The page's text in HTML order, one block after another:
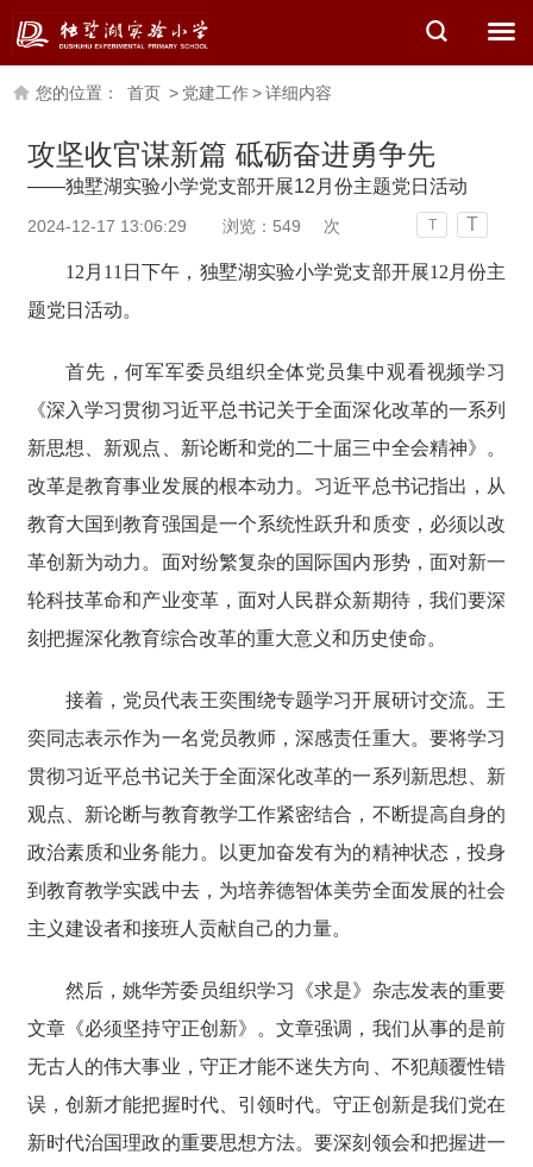
您的位置： 首页 > 党建工作>详细内容
攻坚收官谋新篇 砥砺奋进勇争先
——独墅湖实验小学党支部开展12月份主题党日活动
2024-12-17 13:06:29 浏览： 549 次 T T
12 月 11 日下午，独墅湖实验小学党支部开展12 月份主
题党日活动。
首先，何军军委员组织全体党员集中观看视频学习
《深入学习贯彻习近平总书记关于全面深化改革的一系列
新思想、新观点、新论断和党的二十届三中全会精神》。
改革是教育事业发展的根本动力。习近平总书记指出，从
教育大国到教育强国是一个系统性跃升和质变，必须以改
革创新为动力。面对纷繁复杂的国际国内形势，面对新一
轮科技革命和产业变革，面对人民群众新期待，我们要深
刻把握深化教育综合改革的重大意义和历史使命。
接着，党员代表王奕围绕专题学习开展研讨交流。王
奕同志表示作为一名党员教师，深感责任重大。要将学习
贯彻习近平总书记关于全面深化改革的一系列新思想、新
观点、新论断与教育教学工作紧密结合，不断提高自身的
政治素质和业务能力。以更加奋发有为的精神状态，投身
到教育教学实践中去，为培养德智体美劳全面发展的社会
主义建设者和接班人贡献自己的力量。
然后，姚华芳委员组织学习
《求是》杂志发表的重要
文章《必须坚持守正创新》
。文章强调，我们从事的是前
无古人的伟大事业，守正才能不迷失方向、不犯颠覆性错
误，创新才能把握时代、引领时代。守正创新是我们党在
新时代治国理政的重要思想方法。要深刻领会和把握进一